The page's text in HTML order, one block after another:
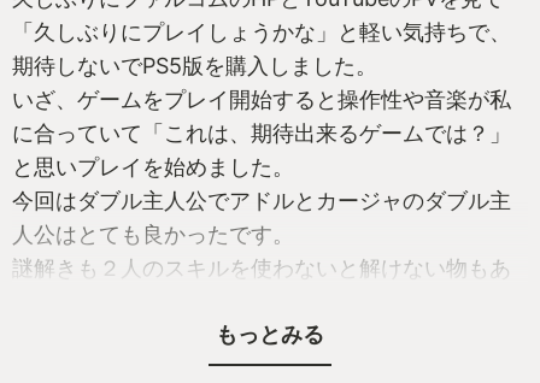
「久しぶりにプレイしょうかな」と軽い気持ちで、
期待しないでPS5版を購入しました。
いざ、ゲームをプレイ開始すると操作性や音楽が私
に合っていて「これは、期待出来るゲームでは？」
と思いプレイを始めました。
今回はダブル主人公でアドルとカージャのダブル主
人公はとても良かったです。
謎解きも２人のスキルを使わないと解けない物もあ
戦闘も常に２人を切り替えながら、プレイしました
が、ケースバイケースで戦闘が楽しめました。
もっとみる